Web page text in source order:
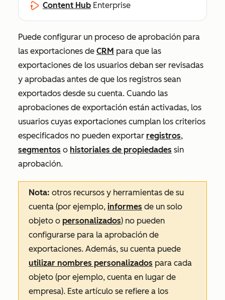
Content Hub Enterprise
Puede configurar un proceso de aprobación para
las exportaciones de CRM para que las
exportaciones de los usuarios deban ser revisadas
y aprobadas antes de que los registros sean
exportados desde su cuenta. Cuando las
aprobaciones de exportación están activadas, los
usuarios cuyas exportaciones cumplan los criterios
especificados no pueden exportar registros,
segmentos o historiales de propiedades sin
aprobación.
Nota: otros recursos y herramientas de su
cuenta (por ejemplo, informes de un solo
objeto o personalizados) no pueden
configurarse para la aprobación de
exportaciones. Además, su cuenta puede
utilizar nombres personalizados para cada
objeto (por ejemplo, cuenta en lugar de
empresa). Este artículo se refiere a los